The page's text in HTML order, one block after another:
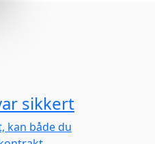
sikkert
kan både du